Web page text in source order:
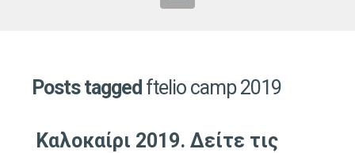
Posts tagged ftelio camp 2019
Καλοκαίρι 2019. Δείτε τις